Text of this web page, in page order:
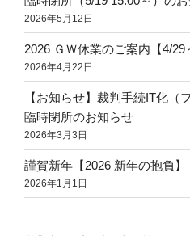
2026年5月12日
2026 ＧＷ休業のご案内【4/29
2026年4月22日
【お知らせ】裁判手続IT化（
臨時閉所のお知らせ
2026年3月3日
謹賀新年【2026 新年の抱負】
2026年1月1日